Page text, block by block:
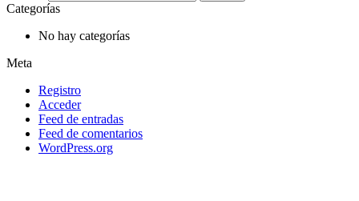
Categorías
No hay categorías
Meta
Registro
Acceder
Feed de entradas
Feed de comentarios
WordPress.org